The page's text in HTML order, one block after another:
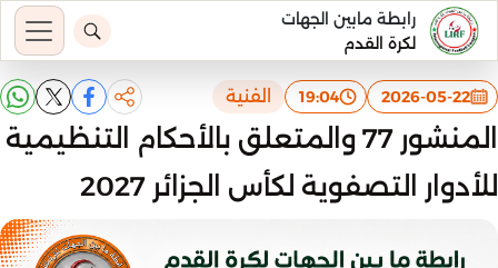
رابطة مابين الجهات
لكرة القدم
2026-05-22
19:04 الفنية
المنشور 77 والمتعلق بالأحكام التنظيمية
للأدوار التصفوية لكأس الجزائر 2027